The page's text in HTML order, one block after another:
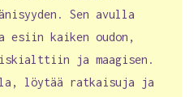
Sen avulla
esiin kaiken oudon,
ja maagisen.
löytää ratkaisuja ja